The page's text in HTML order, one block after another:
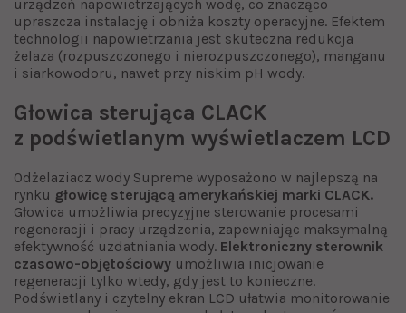
urządzeń napowietrzających wodę, co znacząco
upraszcza instalację i obniża koszty operacyjne. Efektem
technologii napowietrzania jest skuteczna redukcja
żelaza (rozpuszczonego i nierozpuszczonego), manganu
i siarkowodoru, nawet przy niskim pH wody.
Głowica sterująca CLACK
z podświetlanym wyświetlaczem LCD
Odżelaziacz wody Supreme wyposażono w najlepszą na
rynku głowicę sterującą amerykańskiej marki CLACK.
Głowica umożliwia precyzyjne sterowanie procesami
regeneracji i pracy urządzenia, zapewniając maksymalną
efektywność uzdatniania wody. Elektroniczny sterownik
czasowo-objętościowy umożliwia inicjowanie
regeneracji tylko wtedy, gdy jest to konieczne.
Podświetlany i czytelny ekran LCD ułatwia monitorowanie